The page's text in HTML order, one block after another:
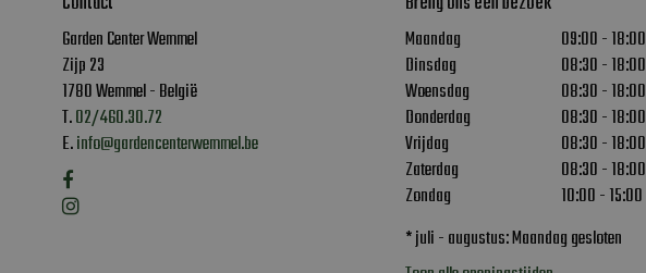
Garden Center Wemmel
Zijp 23
1780 Wemmel - België
T.02/460.30.72
E.info@gardencenterwemmel.be
Maandag
09:00 - 18:00
Dinsdag
08:30 - 18:00
Woensdag
08:30 - 18:00
Donderdag
08:30 - 18:00
Vrijdag
08:30 - 18:00
Zaterdag
08:30 - 18:00
Zondag
10:00 - 15:00
* juli - augustus: Maandag gesloten